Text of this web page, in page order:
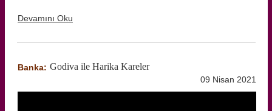
Devamını Oku
Banka: Godiva ile Harika Kareler
09 Nisan 2021